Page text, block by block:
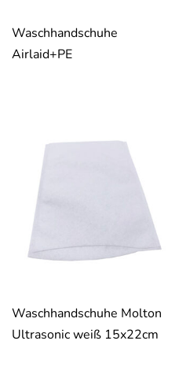
Waschhandschuhe
Airlaid+PE
Waschhandschuhe Molton
Ultrasonic weiß 15x22cm